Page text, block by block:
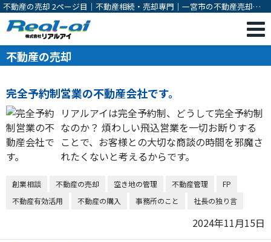
不動産の売却 2ページ目｜不動産相続・売却専門｜一宮市の不動産売却・
購入・相続対策・有効活用のご相談は株式会社リアルアイ
不動産の売却
完全予約制営業の不動産会社です。
リアルアイは完全予約制、どうして完全予約制
なのか？ 煩わしい飛込営業を一切お断りする
ことで、お客様との大切な商談の時間を邪魔さ
れたくないと考えるからです。
創業相談 不動産の売却 空き地の管理 不動産管理
FP
不動産有効活用
不動産の購入 事務所のこと 社長の独り言
2024年11月15日